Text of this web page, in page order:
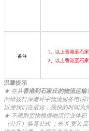
备注
1、以上香港至石
2、以上香港至石
温馨提示
★ 在从香港到石家庄的物流运输
问请拨打深港环宇物流服务电话
以便我们在最短，最快的时间为
★ 不规则货物根据物流行业体积
（公斤）换算公式 ：长 X 宽 X